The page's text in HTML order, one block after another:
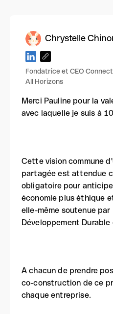
Chrystelle
Fondatrice et CEO
All Horizons
Merci Pauline pour la
avec laquelle je suis à
Cette vision commune
partagée est attendue
obligatoire pour
économie plus éthique
elle-même soutenue
Développement
A chacun de prendre
co-construction de ce
chaque entreprise.